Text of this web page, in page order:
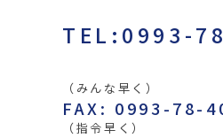
TEL:0993-
（みんな早く）
FAX: 0993-78-
（指令早く）